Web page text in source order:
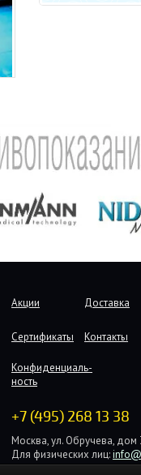
Акции Доставка
Сертификаты
Контакты
Конфиденциаль-
ность
+7 (495) 268 13 38
Москва, ул. Обручева, дом
Для физических лиц:
Для юридических лиц: